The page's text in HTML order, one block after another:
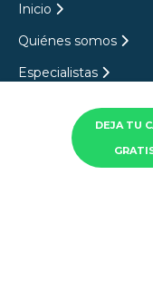
Inicio
Quiénes somos
Especialistas
Pregunta legal
Aviso legal
Política de privacidad
DEJA TU